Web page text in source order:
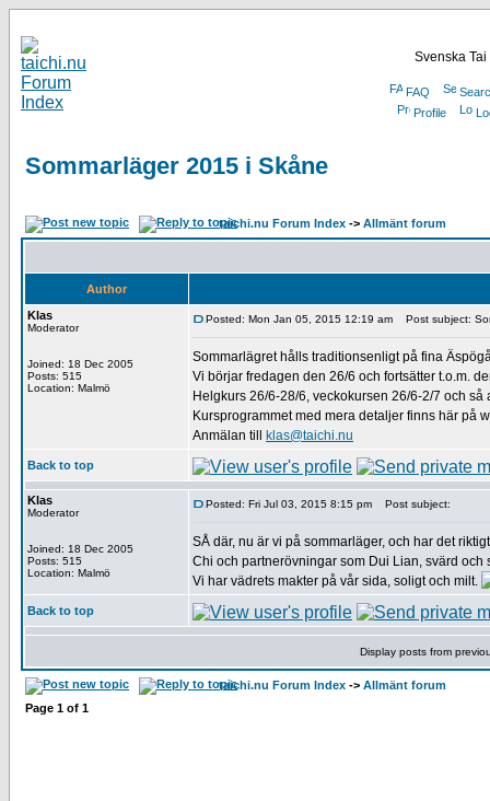
Svenska
FAQ
Profile
Sommarläger 2015 i Skåne
taichi.nu Forum Index -> Allmänt forum
Author
Klas
Moderator
Joined: 18 Dec 2005
Posts: 515
Location: Malmö
Posted: Mon Jan 05, 2015 12:19 am Post subject:
Sommarlägret hålls traditionsenligt på fina
Vi börjar fredagen den 26/6 och fortsätter t.o.m.
Helgkurs 26/6-28/6, veckokursen 26/6-2/7 och
Kursprogrammet med mera detaljer finns här på
Anmälan till
klas@taichi.nu
Back to top
Klas
Moderator
Joined: 18 Dec 2005
Posts: 515
Location: Malmö
Posted: Fri Jul 03, 2015 8:15 pm Post subject:
SÅ där, nu är vi på sommarläger, och har det
Chi och partnerövningar som Dui Lian, svärd och
Vi har vädrets makter på vår sida, soligt och milt.
Back to top
Display posts from
taichi.nu Forum Index -> Allmänt forum
Page 1 of 1